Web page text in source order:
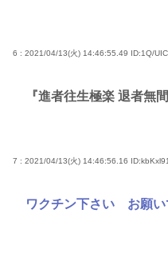
6 : 2021/04/13(火) 14:46:55.49 ID:1Q/
『進者往生極楽 退者無間
7 : 2021/04/13(火) 14:46:56.16
ワクチン下さい お願い